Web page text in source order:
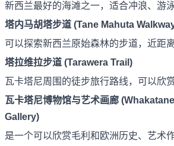
新西兰最好的海滩之一，适合冲浪、游
塔内马胡塔步道 (Tane Mahuta
可以探索新西兰原始森林的步道，近距
塔拉维拉步道 (Tarawera Trail)
瓦卡塔尼周围的徒步旅行路线，可以欣
瓦卡塔尼博物馆与艺术画廊
Gallery)
是一个可以欣赏毛利和欧洲历史、艺术